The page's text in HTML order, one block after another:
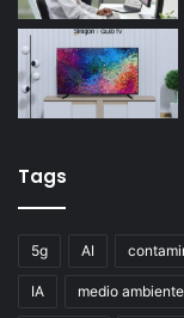
Tags
5g AI
IA medio ambiente